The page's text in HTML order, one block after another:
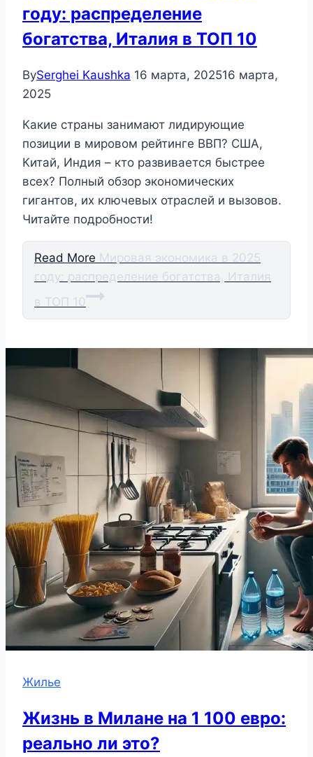
году: распределение
богатства, Италия в ТОП 10
BySerghei Kaushka 16 марта, 202516 марта,
2025
Какие страны занимают лидирующие
позиции в мировом рейтинге ВВП? США,
Китай, Индия – кто развивается быстрее
всех? Полный обзор экономических
гигантов, их ключевых отраслей и вызовов.
Читайте подробности!
Read More Мировая экономика в 2025
году: распределение богатства, Италия
в ТОП 10
Жилье
Жизнь в Милане на 1 100 евро:
реально ли это?